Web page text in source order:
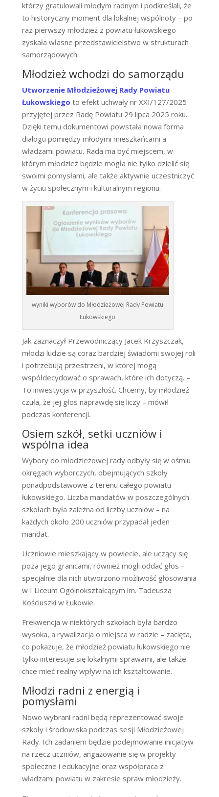
którzy gratulowali młodym radnym i podkreślali, że
to historyczny moment dla lokalnej wspólnoty – po
raz pierwszy młodzież z powiatu łukowskiego
zyskała własne przedstawicielstwo w strukturach
samorządowych.
Młodzież wchodzi do samorządu
Utworzenie Młodzieżowej Rady Powiatu
Łukowskiego to efekt uchwały nr XXI/127/2025
przyjętej przez Radę Powiatu 29 lipca 2025 roku.
Dzięki temu dokumentowi powstała nowa forma
dialogu pomiędzy młodymi mieszkańcami a
władzami powiatu. Rada ma być miejscem, w
którym młodzież będzie mogła nie tylko dzielić się
swoimi pomysłami, ale także aktywnie uczestniczyć
w życiu społecznym i kulturalnym regionu.
wyniki wyborów do Młodzieżowej Rady Powiatu
Łukowskiego
Jak zaznaczył Przewodniczący Jacek Krzyszczak,
młodzi ludzie są coraz bardziej świadomi swojej roli
i potrzebują przestrzeni, w której mogą
współdecydować o sprawach, które ich dotyczą. –
To inwestycja w przyszłość. Chcemy, by młodzież
czuła, że jej głos naprawdę się liczy – mówił
podczas konferencji.
Osiem szkół, setki uczniów i
wspólna idea
Wybory do młodzieżowej rady odbyły się w ośmiu
okręgach wyborczych, obejmujących szkoły
ponadpodstawowe z terenu całego powiatu
łukowskiego. Liczba mandatów w poszczególnych
szkołach była zależna od liczby uczniów – na
każdych około 200 uczniów przypadał jeden
mandat.
Uczniowie mieszkający w powiecie, ale uczący się
poza jego granicami, również mogli oddać głos –
specjalnie dla nich utworzono możliwość głosowania
w I Liceum Ogólnokształcącym im. Tadeusza
Kościuszki w Łukowie.
Frekwencja w niektórych szkołach była bardzo
wysoka, a rywalizacja o miejsca w radzie – zacięta,
co pokazuje, że młodzież powiatu łukowskiego nie
tylko interesuje się lokalnymi sprawami, ale także
chce mieć realny wpływ na ich kształtowanie.
Młodzi radni z energią i
pomysłami
Nowo wybrani radni będą reprezentować swoje
szkoły i środowiska podczas sesji Młodzieżowej
Rady. Ich zadaniem będzie podejmowanie inicjatyw
na rzecz uczniów, angażowanie się w projekty
społeczne i edukacyjne oraz współpraca z
władzami powiatu w zakresie spraw młodzieży.